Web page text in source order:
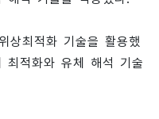
상최적화 기술을 활용했
최적화와 유체 해석 기술